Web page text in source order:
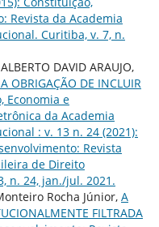
Revista da Academia
Curitiba, v. 7, n.
DAVID ARAUJO,
OBRIGAÇÃO DE INCLUIR
Economia e
da Academia
: v. 13 n. 24 (2021):
Revista
de Direito
n. 24, jan./jul. 2021.
Rocha Júnior, A
FILTRADA